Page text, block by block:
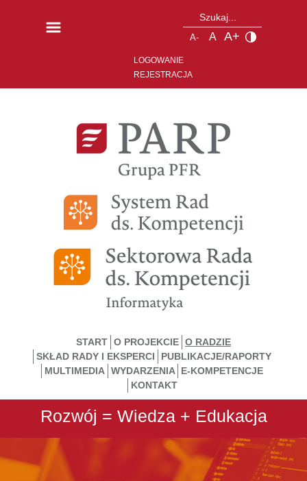
A- A A+
LOGOWANIE
REJESTRACJA
START O PROJEKCIE O RADZIE
SKŁAD RADY I EKSPERCI
PUBLIKACJE/RAPORTY
MULTIMEDIA WYDARZENIA E-KOMPETENCJE
KONTAKT
Rozwój = Wiedza + Edukacja